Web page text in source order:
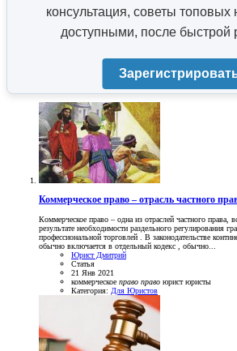
консультация, советы топовых
доступными, после быстрой
Коммерческое право – отрасль частного
Коммерческое право – одна из отраслей частного права,
результате необходимости раздельного регулирования
профессиональной торговлей . В законодательстве
обычно включается в отдельный кодекс , обычно...
Юрист Дмитрий
Статья
21 Янв 2021
коммерческое право право юристюристы
Категория: Для Юристов